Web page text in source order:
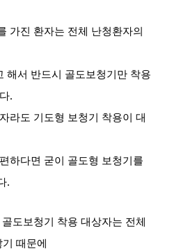
가진 환자는 전체 난청환자의
해서 반드시 골도보청기만 착용
.
라도 기도형 보청기 착용이 대
하다면 굳이 골도형 보청기를
.
도보청기 착용 대상자는 전체
때문에